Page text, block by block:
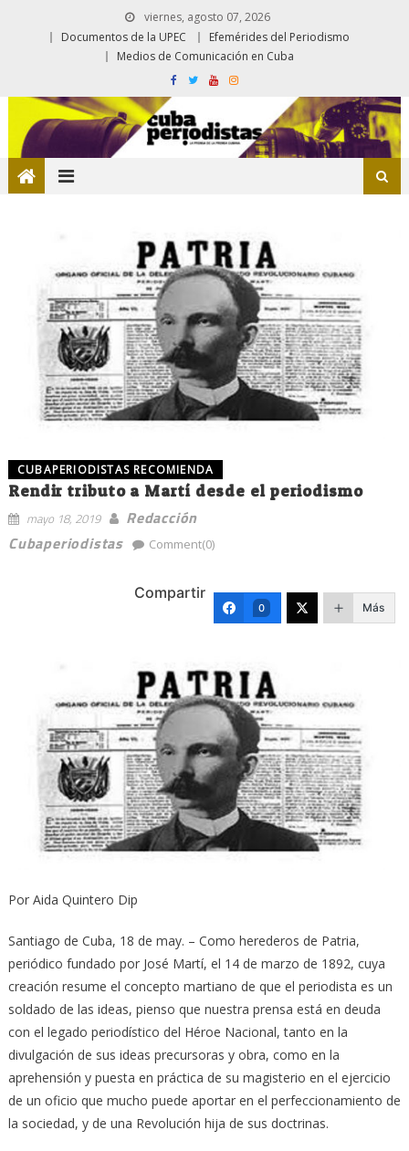
viernes, agosto 07, 2026
Documentos de la UPEC
Efemérides del Periodismo
Medios de Comunicación en Cuba
CUBAPERIODISTAS RECOMIENDA
Rendir tributo a Martí desde el periodismo
mayo 18, 2019
Redacción
Cubaperiodistas
Comment(0)
Compartir
0 Más
Por Aida Quintero Dip
Santiago de Cuba, 18 de may. – Como herederos de Patria,
periódico fundado por José Martí, el 14 de marzo de 1892, cuya
creación resume el concepto martiano de que el periodista es un
soldado de las ideas, pienso que nuestra prensa está en deuda
con el legado periodístico del Héroe Nacional, tanto en la
divulgación de sus ideas precursoras y obra, como en la
aprehensión y puesta en práctica de su magisterio en el ejercicio
de un oficio que mucho puede aportar en el perfeccionamiento de
la sociedad, y de una Revolución hija de sus doctrinas.